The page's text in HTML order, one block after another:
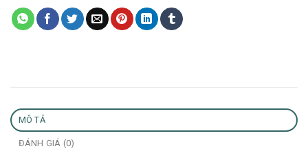
MÔ TẢ
ĐÁNH GIÁ (0)